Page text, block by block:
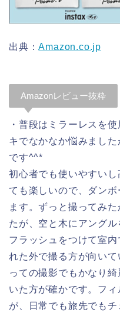
出典：Amazon.co.jp
Amazonレビュー抜粋
・普段はミラーレスを
キでなかなか悩みまし
です^^*
初心者でも使いやすい
ても楽しいので、ダン
ます。ずっと撮ってみ
たが、空と木にアングル
フラッシュをつけて室
れた外で撮る方が向い
っての撮影でもかなり
いた方が確かです。フ
が、日常でも旅先でも